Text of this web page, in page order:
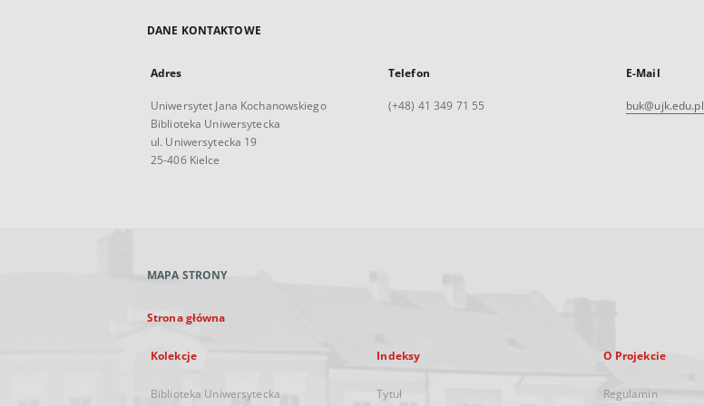
DANE KONTAKTOWE
Adres
Uniwersytet Jana Kochanowskiego
Biblioteka Uniwersytecka
ul. Uniwersytecka 19
25-406 Kielce
Telefon
(+48) 41 349 71 55
E-Mail
buk@ujk.edu.pl
MAPA STRONY
Strona główna
Kolekcje
Biblioteka Uniwersytecka
Indeksy
Tytuł
O Projekcie
Regulamin